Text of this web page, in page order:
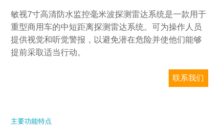
敏视7寸高清防水监控毫米波探测雷达系统是一款用于
重型商用车的中短距离探测雷达系统。可为操作人员
提供视觉和听觉警报，以避免潜在危险并使他们能够
提前采取适当行动。
联系我们
主要功能特点